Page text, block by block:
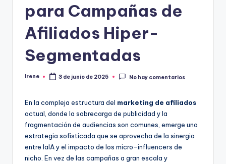
para Campañas de
Afiliados Hiper-
Segmentadas
Publicado
Irene 3 de junio de 2025 No hay comentarios
En la compleja estructura del marketing de afiliados
actual, donde la sobrecarga de publicidad y la
fragmentación de audiencias son comunes, emerge una
estrategia sofisticada que se aprovecha de la sinergia
entre laIA y el impacto de los micro-influencers de
nicho. En vez de las campañas a gran escala y